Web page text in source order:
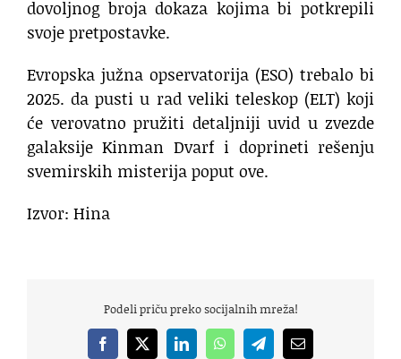
dovoljnog broja dokaza kojima bi potkrepili
svoje pretpostavke.
Evropska južna opservatorija (ESO) trebalo bi
2025. da pusti u rad veliki teleskop (ELT) koji
će verovatno pružiti detaljniji uvid u zvezde
galaksije Kinman Dvarf i doprineti rešenju
svemirskih misterija poput ove.
Izvor: Hina
Podeli priču preko socijalnih mreža!
Facebook
X LinkedInWhatsAppTelegramEmail